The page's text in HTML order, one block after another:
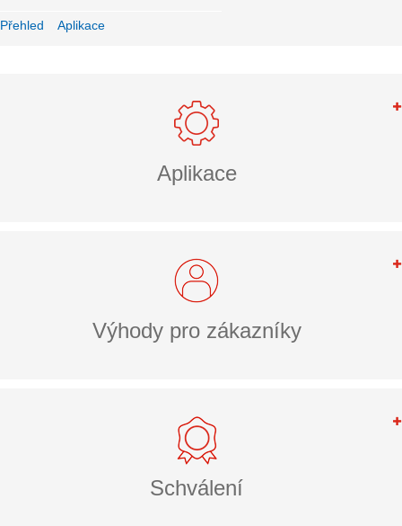
Přehled Aplikace
Aplikace
Výhody pro zákazníky
Schválení